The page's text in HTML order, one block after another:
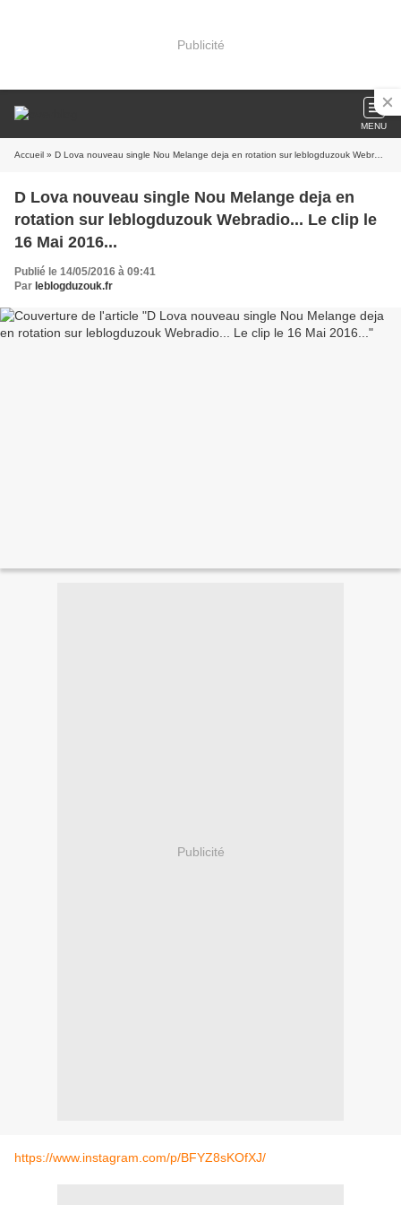
Publicité
MENU
Accueil » D Lova nouveau single Nou Melange deja en rotation sur leblogduzouk Webradio... Le clip le 16 Mai 2016...
D Lova nouveau single Nou Melange deja en
rotation sur leblogduzouk Webradio... Le clip le
16 Mai 2016...
Publié le 14/05/2016 à 09:41
Par leblogduzouk.fr
Publicité
https://www.instagram.com/p/BFYZ8sKOfXJ/